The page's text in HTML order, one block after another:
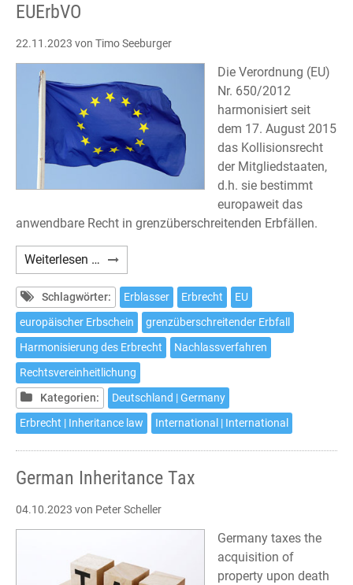
EUErbVO
22.11.2023 von Timo Seeburger
Die Verordnung (EU)
Nr. 650/2012
harmonisiert seit
dem 17. August 2015
das Kollisionsrecht
der Mitgliedstaaten,
d.h. sie bestimmt
europaweit das
anwendbare Recht in grenzüberschreitenden Erbfällen.
Weiterlesen … Gerichtsstandsvereinbarung
nach
Artikel
5
EUErbVO
Schlagwörter: Erblasser Erbrecht
EU
europäischer Erbschein
grenzüberschreitender Erbfall
Harmonisierung des Erbrecht
Nachlassverfahren
Rechtsvereinheitlichung
Kategorien:
Deutschland | Germany
Erbrecht | Inheritance law
International | International
German Inheritance Tax
04.10.2023 von Peter Scheller
Germany taxes the
acquisition of
property upon death